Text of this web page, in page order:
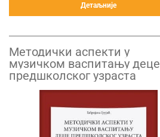
Детаљније
Методички аспекти у
музичком васпитању деце
предшколског узраста